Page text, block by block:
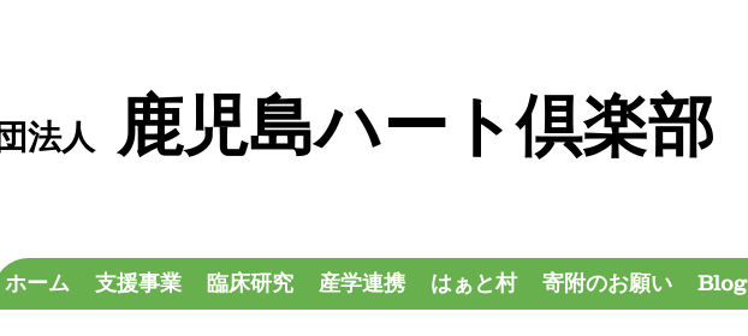
ホーム 支援事業 臨床研究 産学連携 はぁと村 寄附のお願い Blog
法人 鹿児島ハート倶楽部